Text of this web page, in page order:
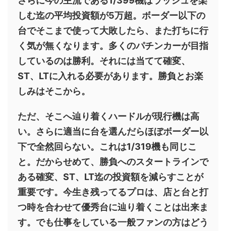
しむ迄の平均投資額が5万超。ボーダー以下の
台でそこまで使って大敗したら、また打ちに行
く気が無くなります。多くのパチンカーが目指
しているのは勝利。それには当てて確変、
ST、LTに入れる必要があります。勝負とお楽
しみはそこから。
ただ、そこへ辿り着くハードルが現行機は高
い。さらに適当に台を選んだらほぼボーダー以
下で全然回らない。これは1/319機も同じこ
と。だからせめて、勝負へのスタートラインで
ある確変、ST、LT迄の投資額を減らすことが
重要です。今生き残ってるプロは、店と台と打
つ時を合わせて優秀台に辿り着くことは出来ま
す。でも仕事をしている一般ファンの方はどう